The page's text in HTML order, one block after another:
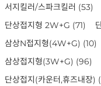
서지킬러/스파크킬러 (53)
단상접지형 2W+G (71)
삼상N접지형(4W+G) (10)
삼상접지형(3W+G) (96)
단상접지(카운터,휴즈내장)